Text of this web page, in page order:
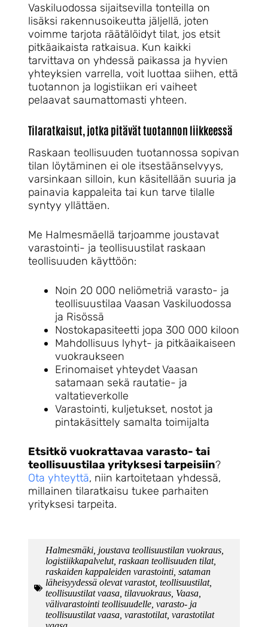
Vaskiluodossa sijaitsevilla tonteilla on
lisäksi rakennusoikeutta jäljellä, joten
voimme tarjota räätälöidyt tilat, jos etsit
pitkäaikaista ratkaisua. Kun kaikki
tarvittava on yhdessä paikassa ja hyvien
yhteyksien varrella, voit luottaa siihen, että
tuotannon ja logistiikan eri vaiheet
pelaavat saumattomasti yhteen.
Tilaratkaisut, jotka pitävät tuotannon liikkeessä
Raskaan teollisuuden tuotannossa sopivan
tilan löytäminen ei ole itsestäänselvyys,
varsinkaan silloin, kun käsitellään suuria ja
painavia kappaleita tai kun tarve tilalle
syntyy yllättäen.
Me Halmesmäellä tarjoamme joustavat
varastointi- ja teollisuustilat raskaan
teollisuuden käyttöön:
Noin 20 000 neliömetriä varasto- ja
teollisuustilaa Vaasan Vaskiluodossa
ja Risössä
Nostokapasiteetti jopa 300 000 kiloon
Mahdollisuus lyhyt- ja pitkäaikaiseen
vuokraukseen
Erinomaiset yhteydet Vaasan
satamaan sekä rautatie- ja
valtatieverkolle
Varastointi, kuljetukset, nostot ja
pintakäsittely samalta toimijalta
Etsitkö vuokrattavaa varasto- tai
teollisuustilaa yrityksesi tarpeisiin?
Ota yhteyttä, niin kartoitetaan yhdessä,
millainen tilaratkaisu tukee parhaiten
yrityksesi tarpeita.
Halmesmäki, joustava teollisuustilan vuokraus,
logistiikkapalvelut, raskaan teollisuuden tilat,
raskaiden kappaleiden varastointi, sataman
läheisyydessä olevat varastot, teollisuustilat,
teollisuustilat vaasa, tilavuokraus, Vaasa,
välivarastointi teollisuudelle, varasto- ja
teollisuustilat vaasa, varastotilat, varastotilat